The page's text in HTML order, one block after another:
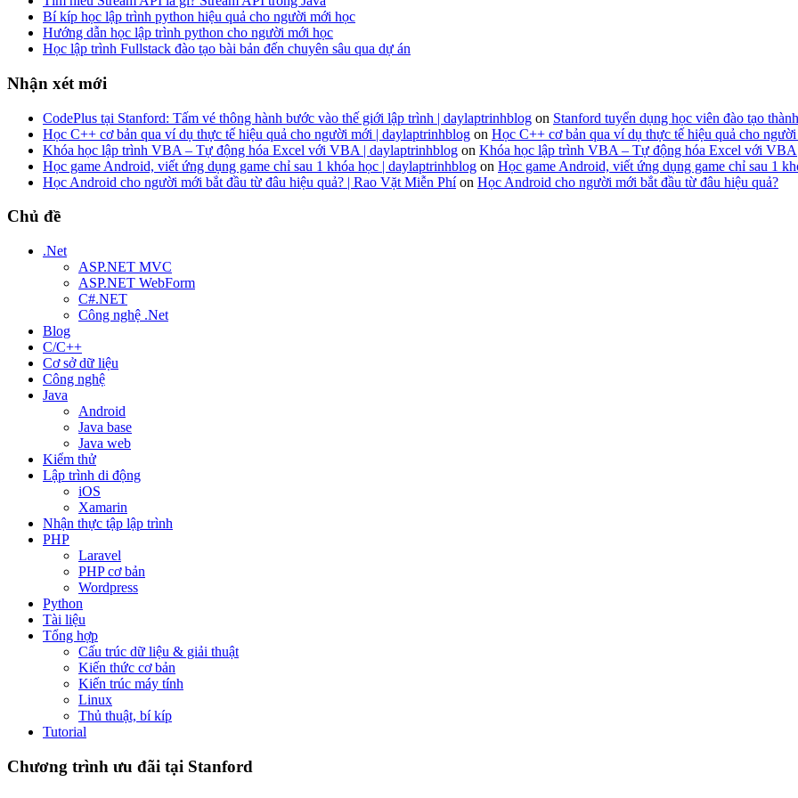
Bí kíp học lập trình python hiệu quả cho người mới học
Hướng dẫn học lập trình python cho người mới học
Học lập trình Fullstack đào tạo bài bản đến chuyên sâu qua dự án
Nhận xét mới
CodePlus tại Stanford: Tấm vé thông hành bước vào thế giới lập trình | daylaptrinhblog on Stanford tuyển dụng học viên đào tạo
Học C++ cơ bản qua ví dụ thực tế hiệu quả cho người mới | daylaptrinhblog on Học C++ cơ bản qua ví dụ thực tế hiệu quả cho
Khóa học lập trình VBA – Tự động hóa Excel với VBA | daylaptrinhblog on Khóa học lập trình VBA – Tự động hóa Excel với VBA
Học game Android, viết ứng dụng game chỉ sau 1 khóa học | daylaptrinhblog on Học game Android, viết ứng dụng game chỉ sau 1
Học Android cho người mới bắt đầu từ đâu hiệu quả? | Rao Vặt Miễn Phíon Học Android cho người mới bắt đầu từ đâu hiệu quả?
Chủ đề
.Net
ASP.NET MVC
ASP.NET WebForm
C#.NET
Công nghệ .Net
Blog
C/C++
Cơ sở dữ liệu
Công nghệ
Java
Android
Java base
Java web
Kiểm thử
Lập trình di động
iOS
Xamarin
Nhận thực tập lập trình
PHP
Laravel
PHP cơ bản
Wordpress
Python
Tài liệu
Tổng hợp
Cấu trúc dữ liệu & giải thuật
Kiến thức cơ bản
Kiến trúc máy tính
Linux
Thủ thuật, bí kíp
Tutorial
Chương trình ưu đãi tại Stanford